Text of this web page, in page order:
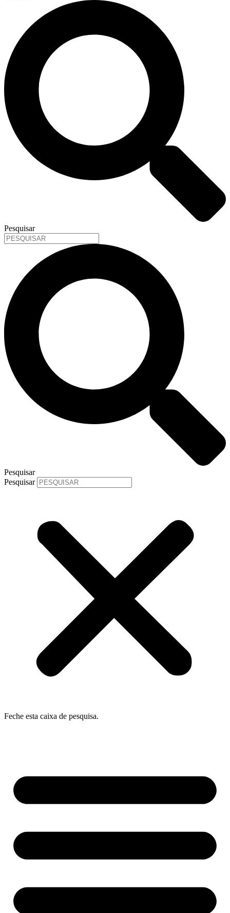
Pesquisar
Pesquisar
Pesquisar
Feche esta caixa de pesquisa.